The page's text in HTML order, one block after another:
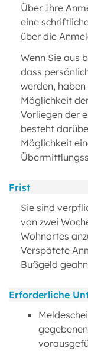
Über Ihre
eine
über die
Wenn Sie aus
dass
werden,
Möglichkeit
Vorliegen der
besteht
Möglichkeit
Frist
Sie sind
von zwei
Wohnortes
Verspätete
Bußgeld
Erforderliche